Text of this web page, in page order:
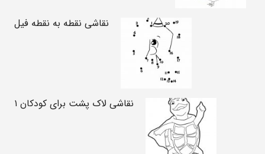
نقاشی نقطه به نقطه فیل
نقاشی لاک پشت برای کودکان ۱